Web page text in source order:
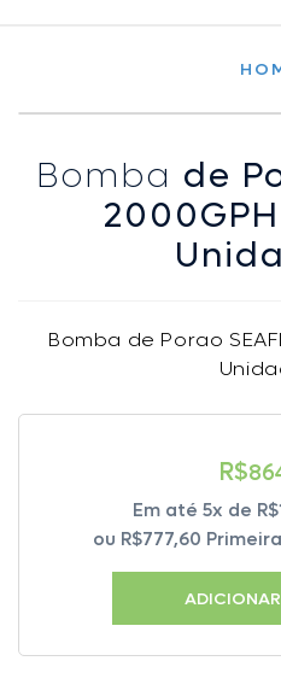
Bomba de
Bomba de Porao
R$
Em até 5x de R$
ou R$777,60